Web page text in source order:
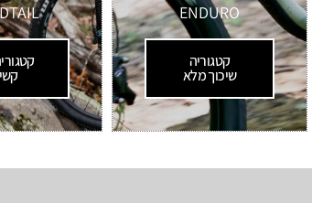
ENDURO
קטגוריה
שיכוך מלא